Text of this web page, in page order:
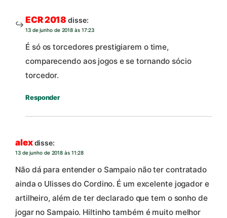
ECR 2018 disse:
13 de junho de 2018 às 17:23
É só os torcedores prestigiarem o time,
comparecendo aos jogos e se tornando sócio
torcedor.
Responder
alexdisse:
13 de junho de 2018 às 11:28
Não dá para entender o Sampaio não ter contratado
ainda o Ulisses do Cordino. É um excelente jogador e
artilheiro, além de ter declarado que tem o sonho de
jogar no Sampaio. Hiltinho também é muito melhor